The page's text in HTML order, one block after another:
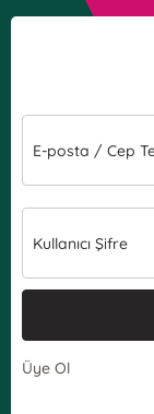
E-posta / Cep
Kullanıcı Şifre
Üye Ol